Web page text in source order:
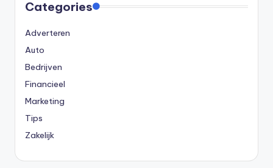
Categories
Adverteren
Auto
Bedrijven
Financieel
Marketing
Tips
Zakelijk